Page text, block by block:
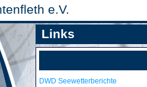
e.V.
Links
DWD Seewetterberichte